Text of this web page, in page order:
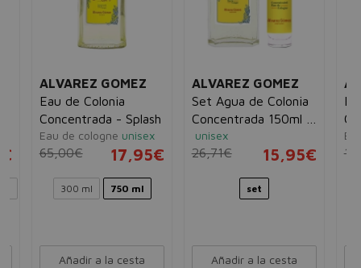
ALVAREZ GOMEZ
Eau de Colonia
Concentrada - Splash
Eau de cologne unisex
65,00€ 17,95€
300 ml 750 ml
Añadir a la cesta
ALVAREZ GOMEZ
Set Agua de Colonia
Concentrada 150ml +
30ml
unisex
26,71€ 15,95€
set
Añadir a la cesta